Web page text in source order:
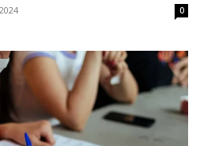
0